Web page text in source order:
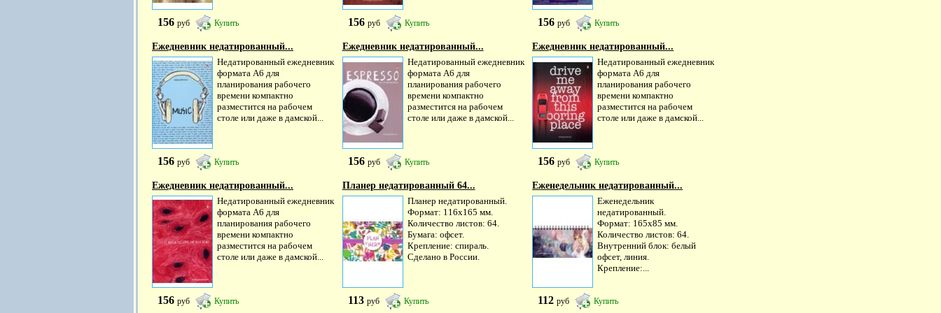
156 руб Купить 156 руб Купить 156руб Купить
Ежедневник недатированный...
Недатированный ежедневник
формата А6 для
планирования рабочего
времени компактно
разместится на рабочем
столе или даже в дамской...
156 руб Купить
Ежедневник недатированный...
Недатированный ежедневник
формата А6 для
планирования рабочего
времени компактно
разместится на рабочем
столе или даже в дамской...
156 руб Купить
Ежедневник недатированный...
Недатированный ежедневник
формата А6 для
планирования рабочего
времени компактно
разместится на рабочем
столе или даже в дамской...
156руб Купить
Ежедневник недатированный...
Недатированный ежедневник
формата А6 для
планирования рабочего
времени компактно
разместится на рабочем
столе или даже в дамской...
156 руб Купить
Планер недатированный 64...
Планер недатированный.
Формат: 116х165 мм.
Количество листов: 64.
Бумага: офсет.
Крепление: спираль.
Сделано в России.
113 руб Купить
Еженедельник недатированный...
Еженедельник
недатированный.
Формат: 165х85 мм.
Количество листов: 64.
Внутренний блок: белый
офсет, линия.
Крепление:...
112руб Купить